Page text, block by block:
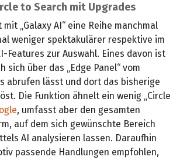
to Search mit Upgrades
„Galaxy AI“ eine Reihe manchmal
weniger spektakulärer respektive im
Features zur Auswahl. Eines davon ist
sich über das „Edge Panel“ vom
abrufen lässt und dort das bisherige
Die Funktion ähnelt ein wenig „Circle
, umfasst aber den gesamten
auf dem sich gewünschte Bereich
AI analysieren lassen. Daraufhin
passende Handlungen empfohlen,